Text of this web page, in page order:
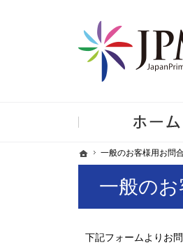
ホーム
一般のお客様用お問
一般の
下記フォームよりお
ホーム
一般のお客様用お問